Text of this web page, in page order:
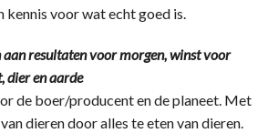
voor wat echt goed is.
aan resultaten voor morgen, winst voor
dier en aarde
de boer/producent en de planeet. Met
dieren door alles te eten van dieren.